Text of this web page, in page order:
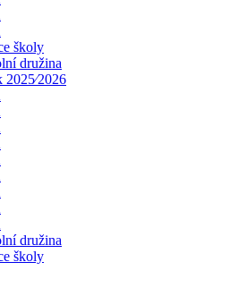
školy
družina
družina
školy